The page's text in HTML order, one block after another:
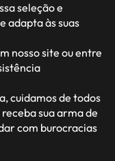
seleção e
adapta às suas
nosso site ou entre
cuidamos de todos
sua arma de
com burocracias